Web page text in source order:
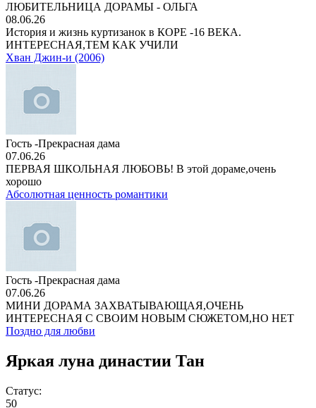
ЛЮБИТЕЛЬНИЦА ДОРАМЫ - ОЛЬГА
08.06.26
История и жизнь куртизанок в КОРЕ -16 ВЕКА.
ИНТЕРЕСНАЯ,ТЕМ КАК УЧИЛИ
Хван Джин-и (2006)
Гость -Прекрасная дама
07.06.26
ПЕРВАЯ ШКОЛЬНАЯ ЛЮБОВЬ! В этой дораме,очень
хорошо
Абсолютная ценность романтики
Гость -Прекрасная дама
07.06.26
МИНИ ДОРАМА ЗАХВАТЫВАЮЩАЯ,ОЧЕНЬ
ИНТЕРЕСНАЯ С СВОИМ НОВЫМ СЮЖЕТОМ,НО НЕТ
Поздно для любви
Яркая луна династии Тан
Статус:
50